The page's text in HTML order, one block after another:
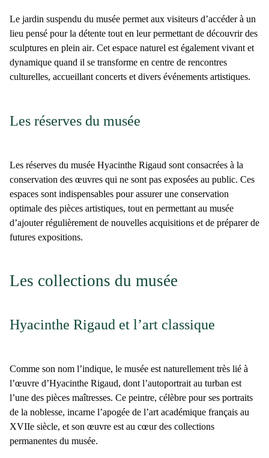
Le jardin suspendu du musée permet aux visiteurs d’accéder à un
lieu pensé pour la détente tout en leur permettant de découvrir des
sculptures en plein air. Cet espace naturel est également vivant et
dynamique quand il se transforme en centre de rencontres
culturelles, accueillant concerts et divers événements artistiques.
Les réserves du musée
Les réserves du musée Hyacinthe Rigaud sont consacrées à la
conservation des œuvres qui ne sont pas exposées au public. Ces
espaces sont indispensables pour assurer une conservation
optimale des pièces artistiques, tout en permettant au musée
d’ajouter régulièrement de nouvelles acquisitions et de préparer de
futures expositions.
Les collections du musée
Hyacinthe Rigaud et l’art classique
Comme son nom l’indique, le musée est naturellement très lié à
l’œuvre d’Hyacinthe Rigaud, dont l’autoportrait au turban est
l’une des pièces maîtresses. Ce peintre, célèbre pourses portraits
de la noblesse, incarne l’apogée de l’art académique français au
XVIIe siècle, et son œuvre est au cœur des collections
permanentes du musée.